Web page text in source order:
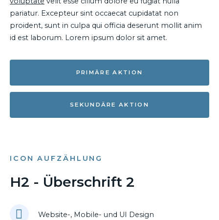
pariatur. Excepteur sint occaecat cupidatat non
proident, sunt in culpa qui officia deserunt mollit anim
id est laborum. Lorem ipsum dolor sit amet.
PRIMÄRE AKTION
SEKUNDÄRE AKTION
ICON AUFZÄHLUNG
H2 - Überschrift 2
Website-, Mobile- und UI Design